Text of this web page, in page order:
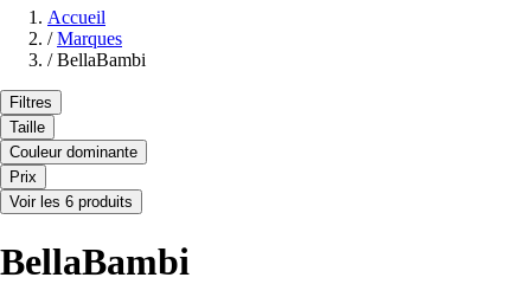
Accueil
/ Marques
/ BellaBambi
Filtres
Taille
Couleur dominante
Prix
Voir les 6 produits
BellaBambi